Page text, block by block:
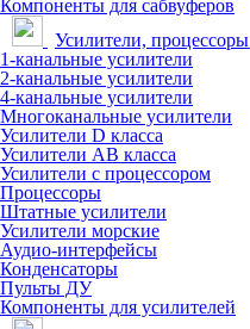
Компоненты для сабвуферов
Усилители, процессоры
1-канальные усилители
2-канальные усилители
4-канальные усилители
Многоканальные усилители
Усилители D класса
Усилители АВ класса
Усилители с процессором
Процессоры
Штатные усилители
Усилители морские
Аудио-интерфейсы
Конденсаторы
Пульты ДУ
Компоненты для усилителей